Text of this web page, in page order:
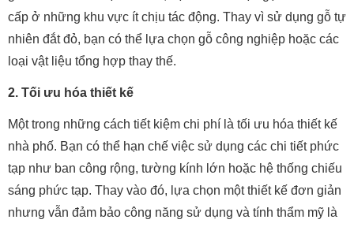
cấp ở những khu vực ít chịu tác động. Thay vì sử dụng gỗ tự
nhiên đắt đỏ, bạn có thể lựa chọn gỗ công nghiệp hoặc các
loại vật liệu tổng hợp thay thế.
2. Tối ưu hóa thiết kế
Một trong những cách tiết kiệm chi phí là tối ưu hóa thiết kế
nhà phố. Bạn có thể hạn chế việc sử dụng các chi tiết phức
tạp như ban công rộng, tường kính lớn hoặc hệ thống chiếu
sáng phức tạp. Thay vào đó, lựa chọn một thiết kế đơn giản
nhưng vẫn đảm bảo công năng sử dụng và tính thẩm mỹ là